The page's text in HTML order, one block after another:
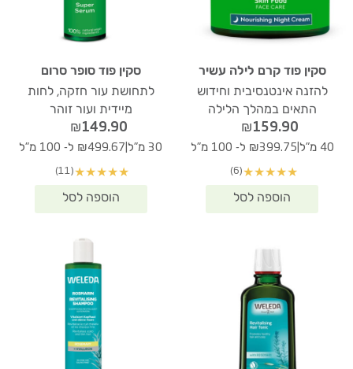
סקין פוד קרם לילה עשיר
להזנה אינטנסיבית וחידוש
התאים במהלך הלילה
₪159.90
40 מ"ל ₪399.75 ל- 100 מ"ל
★
★
★
★
★
(6)
סקין פוד סופר סרום
לתחושת עור חזקה, לחות
מיידית ועור זוהר
₪149.90
30 מ"ל ₪499.67 ל- 100 מ"ל
★
★
★
★
★
(11)